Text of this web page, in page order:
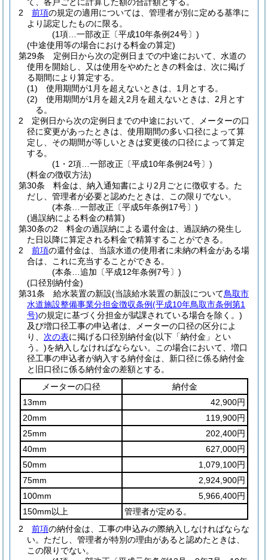
2
前項の規定の適用については、管理者が別に定める基準に
より認定したものに限る。
(1項…一部改正〔平成10年条例24号〕)
(中途使用等の場合における料金の算定)
第29条
定例日から次の定例日までの中途において、水道の
使用を開始し、又は使用をやめたときの料金は、次に掲げ
る期間により算定する。
(1)
使用期間が1月を超えないときは、1月とする。
(2)
使用期間が1月を超え2月を超えないときは、2月とす
る。
2
定例日から次の定例日までの中途において、メーターの口
径に変更があったときは、使用期間の多い口径によって算
定し、その期間が等しいときは変更後の口径によって算定
する。
(1・2項…一部改正〔平成10年条例24号〕)
(料金の徴収方法)
第30条
料金は、納入通知書により2月ごとに徴収する。 た
だし、管理者が必要と認めたときは、この限りでない。
(本条…一部改正〔平成5年条例17号〕)
(過誤納による料金の精算)
第30条の2
料金の過誤納による還付金は、過誤納の発生し
た日以降に算定される料金で精算することができる。
2
前項の還付金は、当該水道の使用者に未納の料金がある場
合は、これに充当することができる。
(本条…追加〔平成12年条例7号〕)
(口径別納付金)
第31条
給水装置の新設(当該給水装置の新設について鳥取市
水道施設整備事業分担金徴収条例(平成10年鳥取市条例第1
号)の規定に基づく分担金が賦課されている場合を除く。)
及び増口径工事の申込者は、メーターの口径の区分によ
り、 次の表に掲げる口径別納付金(以下「納付金」とい
う。)を納入しなければならない。
この場合において、増口
径工事の申込者が納入する納付金は、新口径に係る納付金
と旧口径に係る納付金の差額とする。
メーターの口径
納付金
13mm
42,900円
20mm
119,900円
25mm
202,400円
40mm
627,000円
50mm
1,079,100円
75mm
2,924,900円
100mm
5,966,400円
150mm以上
管理者が定める。
2
前項の納付金は、工事の申込みの際納入しなければならな
い。 ただし、管理者が特別の理由があると認めたときは、
この限りでない。